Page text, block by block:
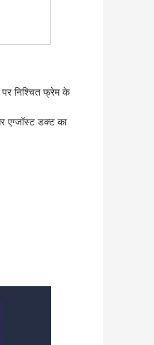
निश्चित फ्रेम के
एग्जॉस्ट डक्ट का